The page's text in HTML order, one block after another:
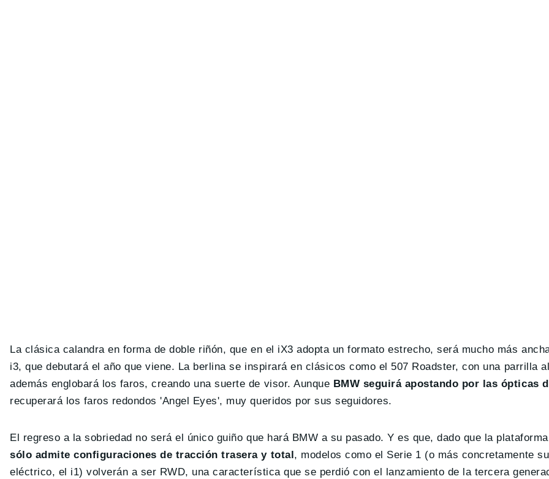
La clásica calandra en forma de doble riñón, que en el iX3 adopta un formato estrecho, será mucho más
i3, que debutará el año que viene. La berlina se inspirará en clásicos como el 507 Roadster, con una parrilla
además englobará los faros, creando una suerte de visor. Aunque BMW seguirá apostando por las ópticas
recuperará los faros redondos 'Angel Eyes', muy queridos por sus seguidores.
El regreso a la sobriedad no será el único guiño que hará BMW a su pasado. Y es que, dado que la
sólo admite configuraciones de tracción trasera y total , modelos como el Serie 1 (o más concretamente
eléctrico, el i1) volverán a ser RWD, una característica que se perdió con el lanzamiento de la tercera